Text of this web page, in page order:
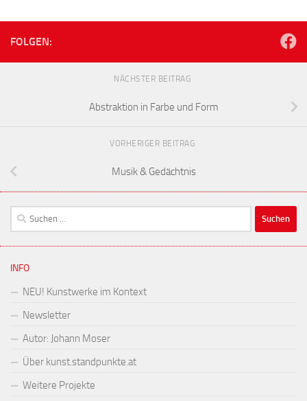
FOLGEN:
NÄCHSTER BEITRAG
Abstraktion in Farbe und Form
VORHERIGER BEITRAG
Musik & Gedächtnis
Suchen
nach:
INFO
NEU! Kunstwerke im Kontext
Newsletter
Autor: Johann Moser
Über kunst.standpunkte.at
Weitere Projekte